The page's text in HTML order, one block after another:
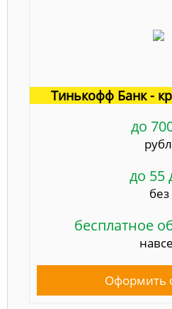
Тинькофф Банк -
до
до 55
без
бесплатное
Оформить